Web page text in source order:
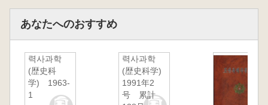
あなたへのおすすめ
력사과학
(歴史科
学) 1963-
1
력사과학
(歴史科学)
1991年2
号 累計